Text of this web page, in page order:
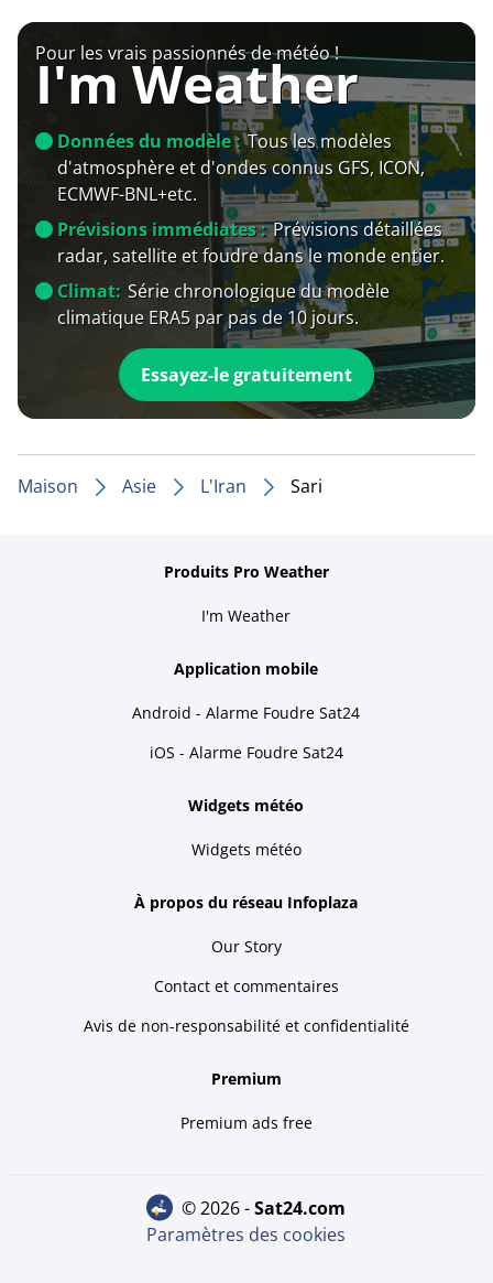
Pour les vrais passionnés de météo !
I'm Weather
Données du modèle : Tous les modèles
d'atmosphère et d'ondes connus GFS, ICON,
ECMWF-BNL+etc.
Prévisions immédiates : Prévisions détaillées
radar, satellite et foudre dans le monde entier.
Climat: Série chronologique du modèle
climatique ERA5 par pas de 10 jours.
Essayez-le gratuitement
Maison Asie L'Iran Sari
Produits Pro Weather
I'm Weather
Application mobile
Android - Alarme Foudre Sat24
iOS - Alarme Foudre Sat24
Widgets météo
Widgets météo
À propos du réseau Infoplaza
Our Story
Contact et commentaires
Avis de non-responsabilité et confidentialité
Premium
Premium ads free
© 2026 - sat24.com
Paramètres des cookies